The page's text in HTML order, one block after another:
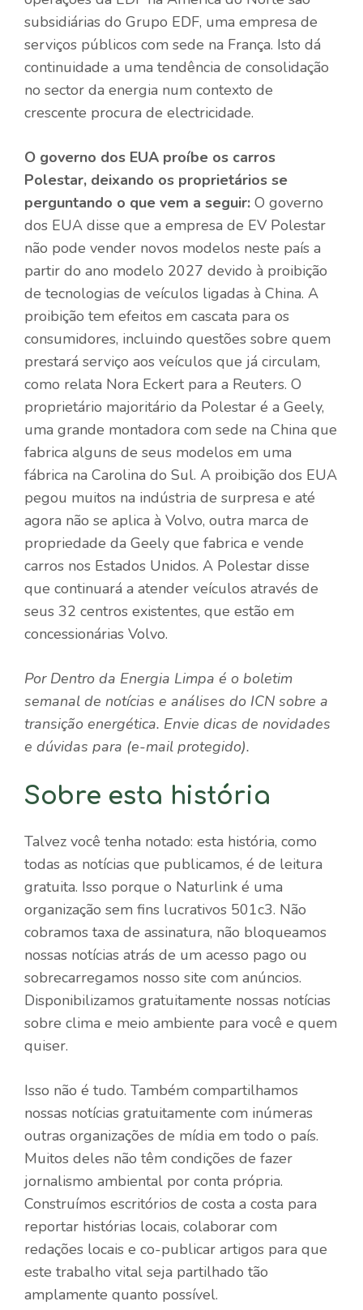
subsidiárias do Grupo EDF, uma empresa de
serviços públicos com sede na França. Isto dá
continuidade a uma tendência de consolidação
no sector da energia num contexto de
crescente procura de electricidade.
O governo dos EUA proíbe os carros
Polestar, deixando os proprietários se
perguntando o que vem a seguir: O governo
dos EUA disse que a empresa de EV Polestar
não pode vender novos modelos neste país a
partir do ano modelo 2027 devido à proibição
de tecnologias de veículos ligadas à China. A
proibição tem efeitos em cascata para os
consumidores, incluindo questões sobre quem
prestará serviço aos veículos que já circulam,
como relata Nora Eckert para a Reuters. O
proprietário majoritário da Polestar é a Geely,
uma grande montadora com sede na China que
fabrica alguns de seus modelos em uma
fábrica na Carolina do Sul. A proibição dos EUA
pegou muitos na indústria de surpresa e até
agora não se aplica à Volvo, outra marca de
propriedade da Geely que fabrica e vende
carros nos Estados Unidos. A Polestar disse
que continuará a atender veículos através de
seus 32 centros existentes, que estão em
concessionárias Volvo.
Por Dentro da Energia Limpa é o boletim
semanal de notícias e análises do ICN sobre a
transição energética. Envie dicas de novidades
e dúvidas para (e-mail protegido).
Sobre esta história
Talvez você tenha notado: esta história, como
todas as notícias que publicamos, é de leitura
gratuita. Isso porque o Naturlink é uma
organização sem fins lucrativos 501c3. Não
cobramos taxa de assinatura, não bloqueamos
nossas notícias atrás de um acesso pago ou
sobrecarregamos nosso site com anúncios.
Disponibilizamos gratuitamente nossas notícias
sobre clima e meio ambiente para você e quem
quiser.
Isso não é tudo. Também compartilhamos
nossas notícias gratuitamente com inúmeras
outras organizações de mídia em todo o país.
Muitos deles não têm condições de fazer
jornalismo ambiental por conta própria.
Construímos escritórios de costa a costa para
reportar histórias locais, colaborar com
redações locais e co-publicar artigos para que
este trabalho vital seja partilhado tão
amplamente quanto possível.